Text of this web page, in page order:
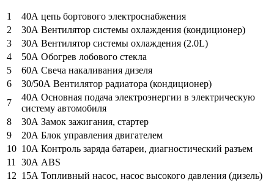
1
40А цепь бортового электроснабжения
2
30А Вентилятор системы охлаждения (кондиционер)
3
30А Вентилятор системы охлаждения (2.0L)
4
50А Обогрев лобового стекла
5
60А Свеча накаливания дизеля
6
30/50А Вентилятор радиатора (кондиционер)
7
40А Основная подача электроэнергии в электрическую
систему автомобиля
8
30А Замок зажигания, стартер
9
20А Блок управления двигателем
10 10А Контроль заряда батареи, диагностический разъем
11
30А ABS
12 15А Топливный насос, насос высокого давления (дизель)